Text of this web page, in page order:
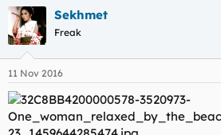
Sekhmet
Freak
11 Nov 2016